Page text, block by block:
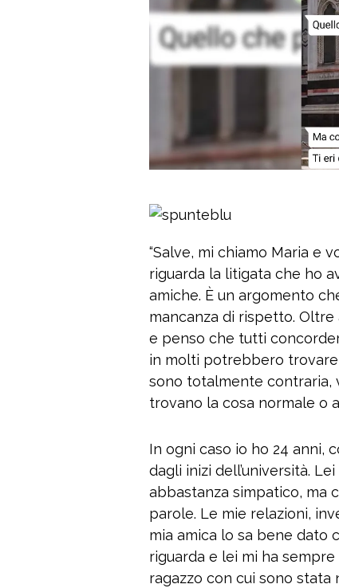
“Salve, mi chiamo Maria e
riguarda la litigata che ho
amiche. È un argomento
mancanza di rispetto.
e penso che tutti
in molti potrebbero trovare
sono totalmente contraria,
trovano la cosa normale o
In ogni caso io ho 24 anni,
dagli inizi dell’università.
abbastanza simpatico, ma
parole. Le mie relazioni,
mia amica lo sa bene dato
riguarda e lei mi ha
ragazzo con cui sono